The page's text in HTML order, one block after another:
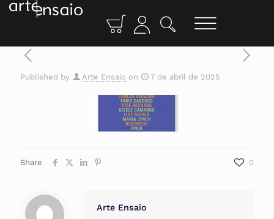
Published by Arte Ensaio on 7 de abril de 2025
Share 0
Arte Ensaio